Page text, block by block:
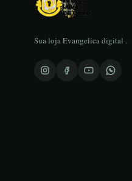
Sua loja Evangelica digital .